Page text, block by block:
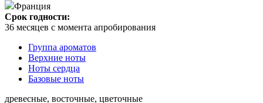
Франция
Срок годности:
36 месяцев с момента апробирования
Группа ароматов
Верхние ноты
Ноты сердца
Базовые ноты
древесные, восточные, цветочные